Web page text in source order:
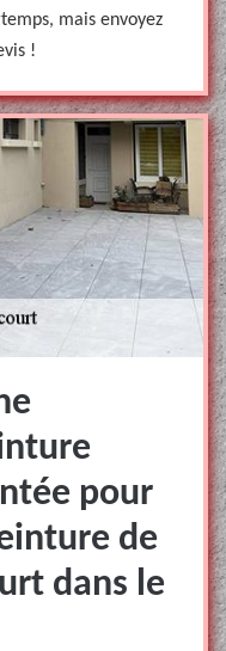
mais envoyez
!
pour
de
dans le